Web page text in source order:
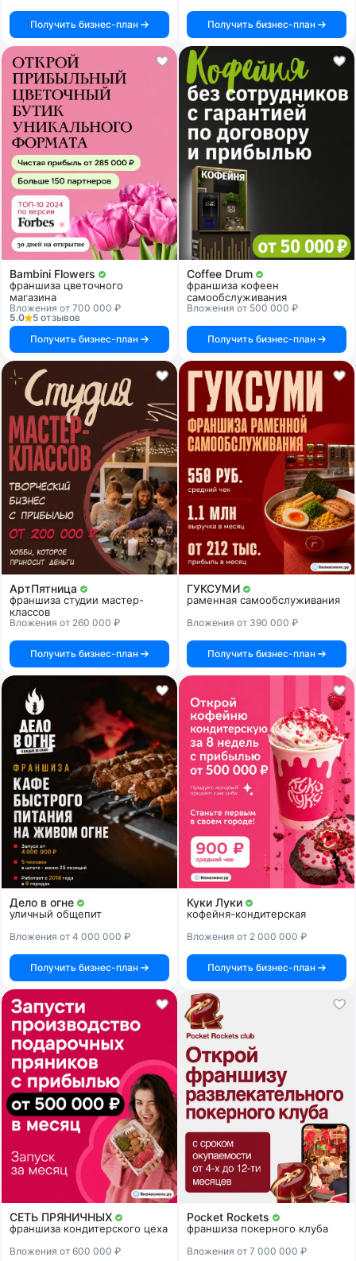
Получить бизнес-план Получить бизнес-план
Bambini Flowers
франшиза цветочного
магазина
Вложения от 700 000 ₽
5.0
5 отзывов
Получить бизнес-план
Coffee Drum
франшиза кофеен
самообслуживания
Вложения от 500 000 ₽
Получить бизнес-план
АртПятница
франшиза студии мастер-
классов
Вложения от 260 000 ₽
Получить бизнес-план
ГУКСУМИ
раменная самообслуживания
Вложения от 390 000 ₽
Получить бизнес-план
Дело в огне
уличный общепит
Вложения от 4 000 000 ₽
Получить бизнес-план
Куки Луки
кофейня-кондитерская
Вложения от 2 000 000 ₽
Получить бизнес-план
СЕТЬ ПРЯНИЧНЫХ
франшиза кондитерского цеха
Вложения от 600 000 ₽
Pocket Rockets
франшиза покерного клуба
Вложения от 7 000 000 ₽